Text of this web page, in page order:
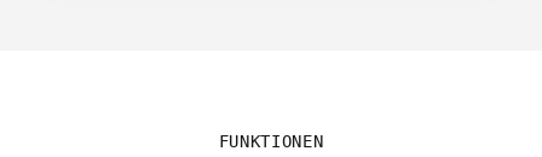
FUNKTIONEN